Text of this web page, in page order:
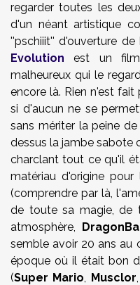
regarder toutes les
d'un néant artistique
''pschiiit'' d'ouverture
Evolution est un film
malheureux qui le
encore là. Rien n'est
si d'aucun ne se
sans mériter la peine
dessus la jambe sabote
charclant tout ce qu'il
matériau d'origine
(comprendre par là,
de toute sa magie, de
atmosphère,
semble avoir 20 ans au
époque où il était bon
(Super Mario, Musclor,